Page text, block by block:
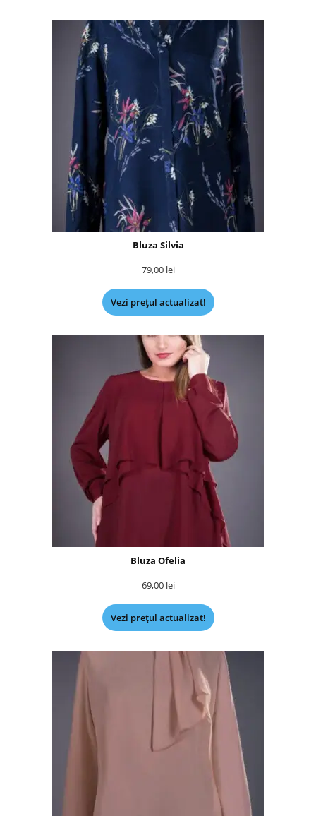
Bluza Silvia
79,00 lei
Vezi prețul actualizat!
Bluza Ofelia
69,00 lei
Vezi prețul actualizat!